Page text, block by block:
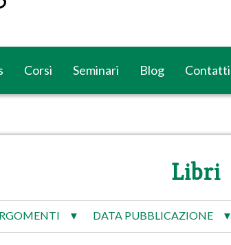
Corsi Seminari Blog Contatti
Libri
▼ DATA PUBBLICAZIONE ▼